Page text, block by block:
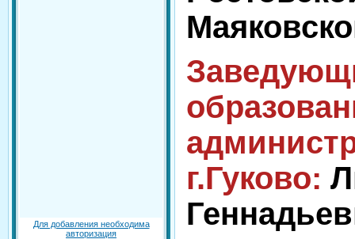
Для добавления необходима
авторизация
г.Гуково: